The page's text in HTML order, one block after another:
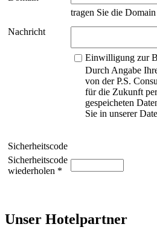
tragen Sie die
Nachricht
Einwilligung zur
Durch Angabe
von der P.S.
für die Zukunft
gespeicheten
Sie in unserer
Sicherheitscode
Sicherheitscode
wiederholen *
Unser Hotelpartner